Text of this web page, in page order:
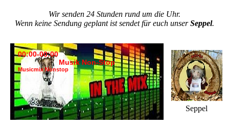
Wir senden 24 Stunden rund um die Uhr.
Wenn keine Sendung geplant ist sendet für euch unserSeppel.
00:00-00:00
Musik Non-Stop
Musicmix Nonstop
Seppel